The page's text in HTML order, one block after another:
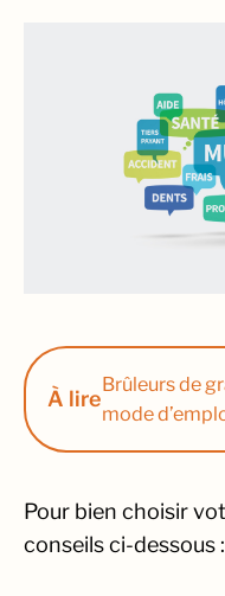
À lire
Brûleurs de
mode
Pour bien choisir
conseils ci-dessous :